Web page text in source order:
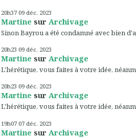
20h37 09 déc. 2023
Martine sur Archivage
Sinon Bayrou a été condamné avec bien
20h23 09 déc. 2023
Martine sur Archivage
L'hérétique, vous faites à votre idée,
20h23 09 déc. 2023
Martine sur Archivage
L'hérétique, vous faites à votre idée,
19h07 07 déc. 2023
Martine sur Archivage